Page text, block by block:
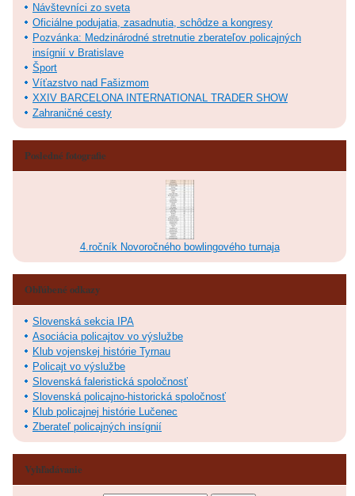
Návštevníci zo sveta
Oficiálne podujatia, zasadnutia, schôdze a kongresy
Pozvánka: Medzinárodné stretnutie zberateľov policajných
insígnií v Bratislave
Šport
Víťazstvo nad Fašizmom
XXIV BARCELONA INTERNATIONAL TRADER SHOW
Zahraničné cesty
Posledné fotografie
4.ročník Novoročného bowlingového turnaja
Obľúbené odkazy
Slovenská sekcia IPA
Asociácia policajtov vo výslužbe
Klub vojenskej histórie Tyrnau
Policajt vo výslužbe
Slovenská faleristická spoločnosť
Slovenská policajno-historická spoločnosť
Klub policajnej histórie Lučenec
Zberateľ policajných insígnií
Vyhľadávanie